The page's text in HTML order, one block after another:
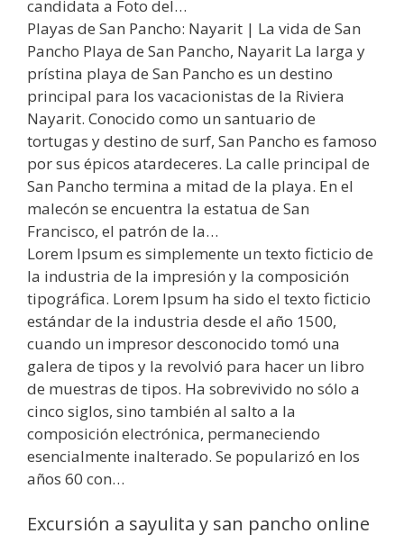
candidata a Foto del…
Playas de San Pancho: Nayarit | La vida de San
Pancho Playa de San Pancho, Nayarit La larga y
prístina playa de San Pancho es un destino
principal para los vacacionistas de la Riviera
Nayarit. Conocido como un santuario de
tortugas y destino de surf, San Pancho es famoso
por sus épicos atardeceres. La calle principal de
San Pancho termina a mitad de la playa. En el
malecón se encuentra la estatua de San
Francisco, el patrón de la…
Lorem Ipsum es simplemente un texto ficticio de
la industria de la impresión y la composición
tipográfica. Lorem Ipsum ha sido el texto ficticio
estándar de la industria desde el año 1500,
cuando un impresor desconocido tomó una
galera de tipos y la revolvió para hacer un libro
de muestras de tipos. Ha sobrevivido no sólo a
cinco siglos, sino también al salto a la
composición electrónica, permaneciendo
esencialmente inalterado. Se popularizó en los
años 60 con…
Excursión a sayulita y san pancho online